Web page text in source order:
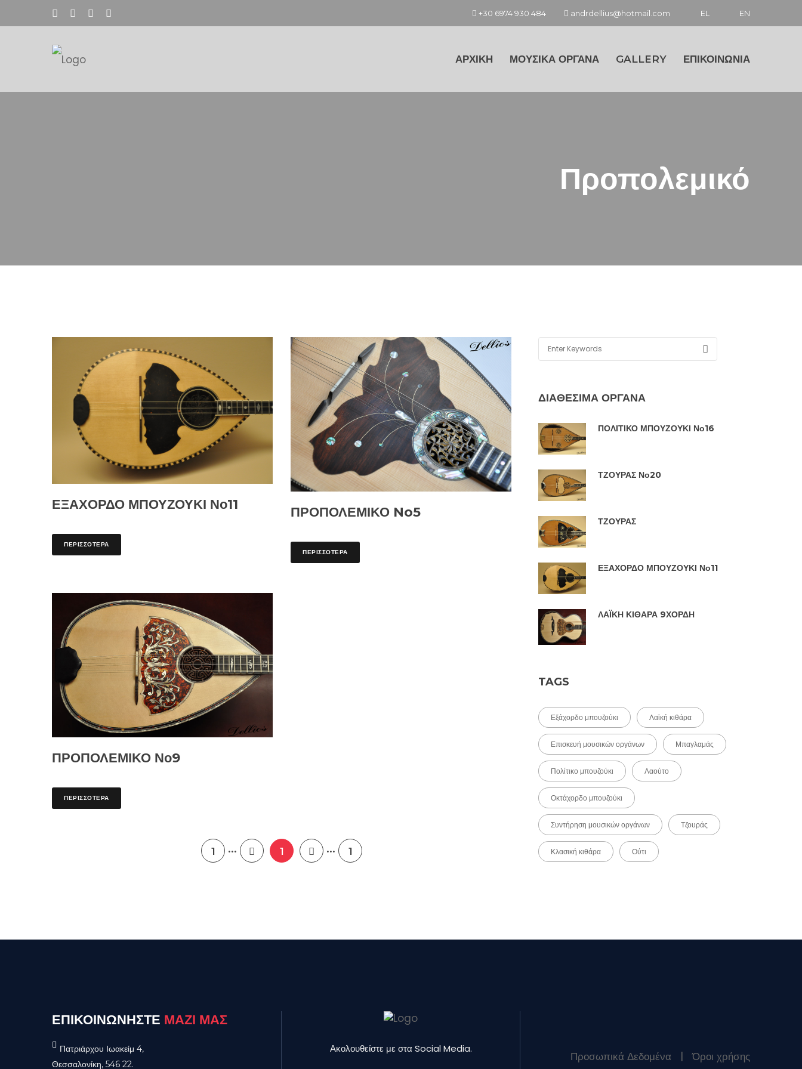
+30 6974 930 484 andrdellius@hotmail.com EL EN
ΑΡΧΙΚΗ ΜΟΥΣΙΚΑ ΟΡΓΑΝΑ GALLERY ΕΠΙΚΟΙΝΩΝΙΑ
Προπολεμικό
ΕΞΑΧΟΡΔΟ ΜΠΟΥΖΟΥΚΙ Νο11
ΠΕΡΙΣΣΟΤΕΡΑ
ΠΡΟΠΟΛΕΜΙΚΟ No5
ΠΕΡΙΣΣΟΤΕΡΑ
ΠΡΟΠΟΛΕΜΙΚΟ Νο9
ΠΕΡΙΣΣΟΤΕΡΑ
1 ... 1 ... 1
ΔΙΑΘΕΣΙΜΑ ΟΡΓΑΝΑ
ΠΟΛΙΤΙΚΟ ΜΠΟΥΖΟΥΚΙ Νο16
ΤΖΟΥΡΑΣ Νο20
ΤΖΟΥΡΑΣ
ΕΞΑΧΟΡΔΟ ΜΠΟΥΖΟΥΚΙ Νο11
ΛΑΪΚΗ ΚΙΘΑΡΑ 9ΧΟΡΔΗ
TAGS
Εξάχορδο μπουζούκι Λαϊκή κιθάρα
Επισκευή μουσικών οργάνων Μπαγλαμάς
Πολίτικο μπουζούκι Λαούτο
Οκτάχορδο μπουζούκι
Συντήρηση μουσικών οργάνων Τζουράς
Κλασική κιθάρα Ούτι
ΕΠΙΚΟΙΝΩΝΗΣΤΕ ΜΑΖΙ ΜΑΣ
Πατριάρχου Ιωακείμ 4,
Θεσσαλονίκη, 546 22.
Ακολουθείστε με στα Social Media.
Προσωπικά Δεδομένα |Όροι χρήσης